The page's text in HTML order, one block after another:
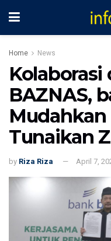
Home News
Kolaborasi
BAZNAS,
Mudahkan
Tunaikan
by Riza Riza April 7,